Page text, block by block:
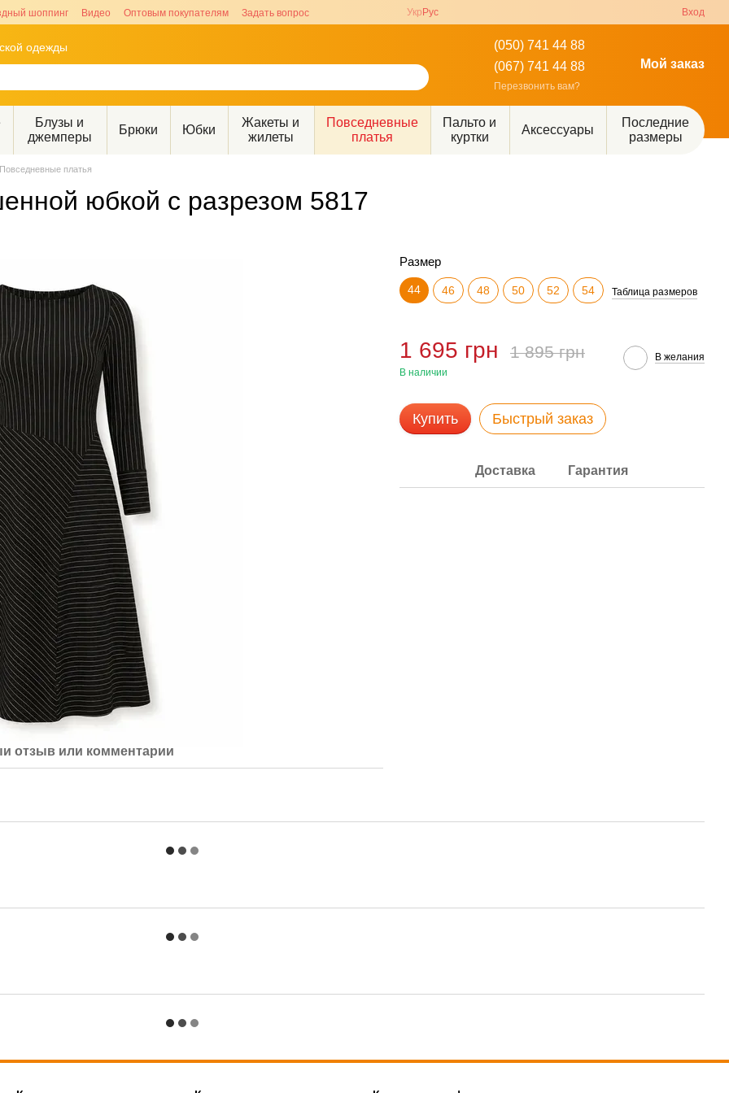
шоппинг Видео Оптовым покупателям Задать вопрос Укр Рус Вход
одежды
(050) 741 44 88
(067) 741 44 88
Перезвонить вам?
Мой заказ
Блузы и
джемперы
Брюки Юбки
Жакеты и
жилеты
Повседневные
платья
Пальто и
куртки
Аксессуары
Последние
размеры
Повседневные платья
юбкой с разрезом 5817
отзыв или комментарий
Размер
44 46 48 50 52 54 Таблица размеров
1 695 грн 1 895 грн
В наличии
В желания
Купить Быстрый заказ
Доставка Гарантия